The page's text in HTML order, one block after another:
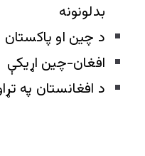
بدلونونه
د چين او پاکستان
افغان-چين اړيکې
د افغانستان په